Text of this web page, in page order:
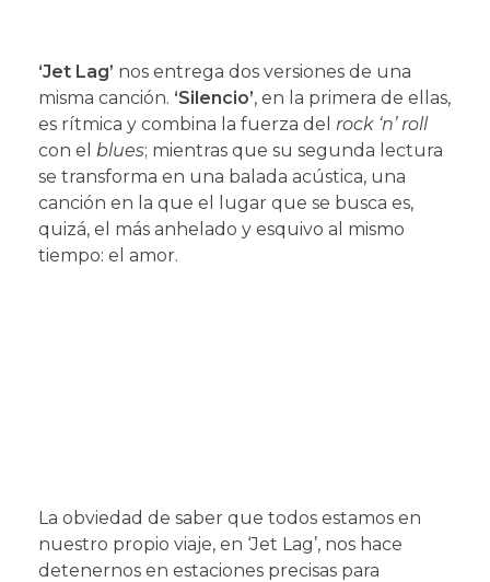
‘Jet Lag’ nos entrega dos versiones de una
misma canción. ‘Silencio’, en la primera de ellas,
es rítmica y combina la fuerza del rock ‘n’ roll
con el blues; mientras que su segunda lectura
se transforma en una balada acústica, una
canción en la que el lugar que se busca es,
quizá, el más anhelado y esquivo al mismo
tiempo: el amor.
La obviedad de saber que todos estamos en
nuestro propio viaje, en ‘Jet Lag’, nos hace
detenernos en estaciones precisas para